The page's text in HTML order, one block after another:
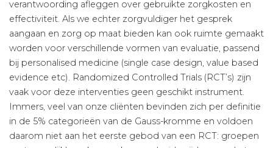
verantwoording afleggen over gebruikte zorgkosten en
effectiviteit. Als we echter zorgvuldiger het gesprek
aangaan en zorg op maat bieden kan ook ruimte gemaakt
worden voor verschillende vormen van evaluatie, passend
bij personalised medicine (single case design, value based
evidence etc). Randomized Controlled Trials (RCT’s) zijn
vaak voor deze interventies geen geschikt instrument.
Immers, veel van onze cliënten bevinden zich per definitie
in de 5% categorieën van de Gauss-kromme en voldoen
daarom niet aan het eerste gebod van een RCT: groepen